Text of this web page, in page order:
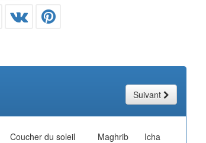
Suivant
Coucher du soleil Maghrib
Icha